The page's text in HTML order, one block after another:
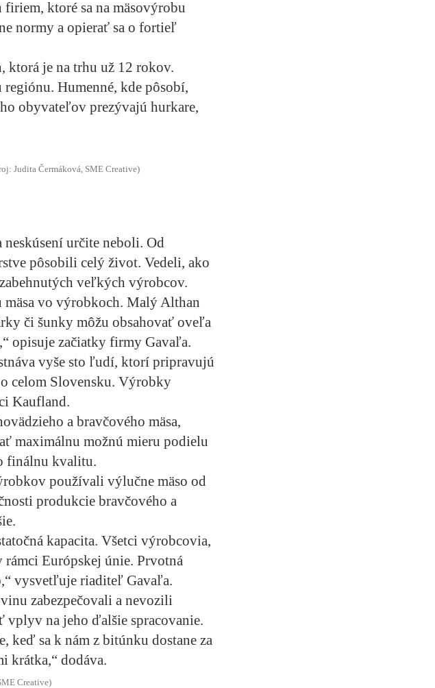
ktoré sa na mäsovýrobu
normy a opierať sa o fortieľ
ktorá je na trhu už 12 rokov.
Humenné, kde pôsobí,
obyvateľov prezývajú hurkare,
Judita Čermáková, SME Creative)
určite neboli. Od
pôsobili celý život. Vedeli, ako
veľkých výrobcov.
vo výrobkoch. Malý Althan
či šunky môžu obsahovať oveľa
opisuje začiatky firmy Gavaľa.
vyše sto ľudí, ktorí pripravujú
celom Slovensku. Výrobky
Kaufland.
a bravčového mäsa,
maximálnu možnú mieru podielu
finálnu kvalitu.
používali výlučne mäso od
produkcie bravčového a
kapacita. Všetci výrobcovia,
Európskej únie. Prvotná
vysvetľuje riaditeľ Gavaľa.
zabezpečovali a nevozili
vplyv na jeho ďalšie spracovanie.
keď sa k nám z bitúnku dostane za
krátka,“ dodáva.
Creative)